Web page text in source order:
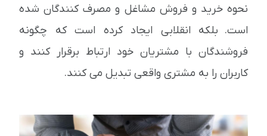
نحوه خرید و فروش مشاغل و مصرف کنندگان شده
است. بلکه انقلابی ایجاد کرده است که چگونه
فروشندگان با مشتریان خود ارتباط برقرار کنند و
کاربران را به مشتری واقعی تبدیل می کنند.